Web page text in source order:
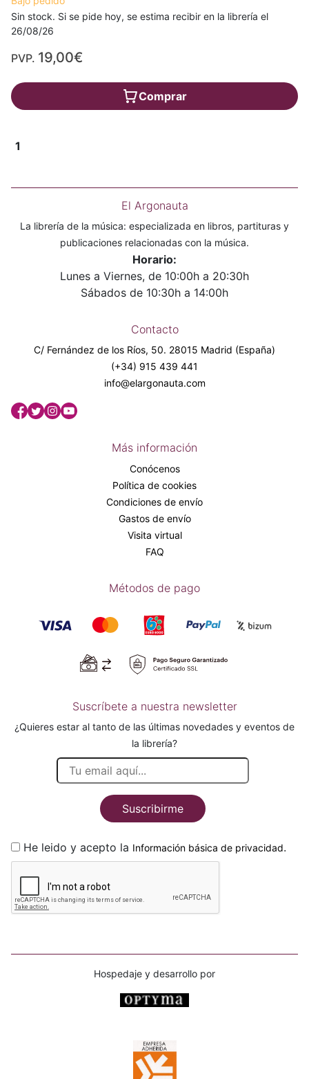
Sin stock. Si se pide hoy, se estima recibir en la librería el
26/08/26
PVP. 19,00€
Comprar
1
El Argonauta
La librería de la música: especializada en libros, partituras y
publicaciones relacionadas con la música.
Horario:
Lunes a Viernes, de 10:00h a 20:30h
Sábados de 10:30h a 14:00h
Contacto
C/ Fernández de los Ríos, 50. 28015 Madrid (España)
(+34) 915 439 441
info@elargonauta.com
Más información
Conócenos
Política de cookies
Condiciones de envío
Gastos de envío
Visita virtual
FAQ
Métodos de pago
Suscríbete a nuestra newsletter
¿Quieres estar al tanto de las últimas novedades y eventos de
la librería?
Suscribirme
He leido y acepto la Información básica de privacidad.
Hospedaje y desarrollo por